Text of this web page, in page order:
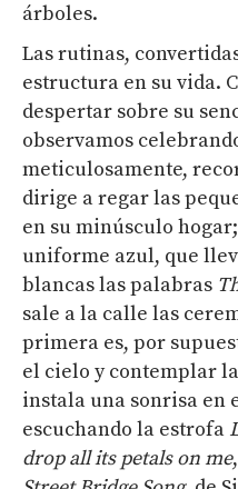
árboles.
Las rutinas,
estructura en su vida.
despertar sobre su
observamos
meticulosamente,
dirige a regar las
en su minúsculo
uniforme azul, que
blancas las palabras
sale a la calle las
primera es, por
el cielo y contemplar
instala una sonrisa en
escuchando la estrofa
drop allits petals onme